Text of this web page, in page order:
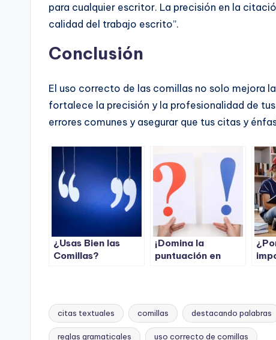
para cualquier escritor. La precisión en la
calidad del trabajo escrito”.
Conclusión
El uso correcto de las comillas no solo mejora
fortalece la precisión y la profesionalidad de
errores comunes y asegurar que tus citas y
¿Usas Bien las
Comillas?
Errores
¡Domina la
puntuación en
escritor necesita
Etiquetas:
citas textuales comillas destacando palabras
reglas gramaticales uso correcto de comillas